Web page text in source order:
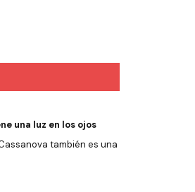
una luz en los ojos
también es una